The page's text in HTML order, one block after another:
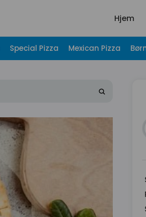
Hjem
Special Pizza Mexican Pizza